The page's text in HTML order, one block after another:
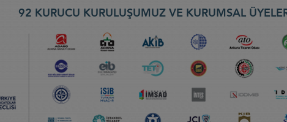
92 KURUCU KURULUŞUMUZ VE KURUMSAL